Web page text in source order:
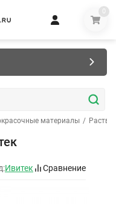
0
материалы /
Ивитек Сравнение